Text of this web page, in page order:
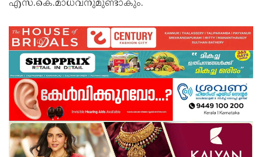
എസ്.കെ.മാധവനുമുണ്ടാകും.